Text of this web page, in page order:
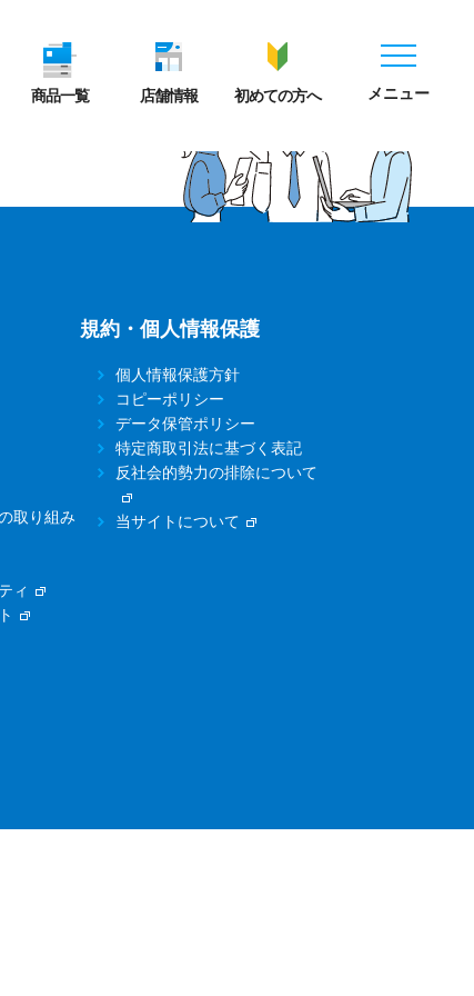
商品一覧 店舗情報 初めての方へ メニュー
取り組み
ィ
規約・個人情報保護
個人情報保護方針
コピーポリシー
データ保管ポリシー
特定商取引法に基づく表記
反社会的勢力の排除について
当サイトについて